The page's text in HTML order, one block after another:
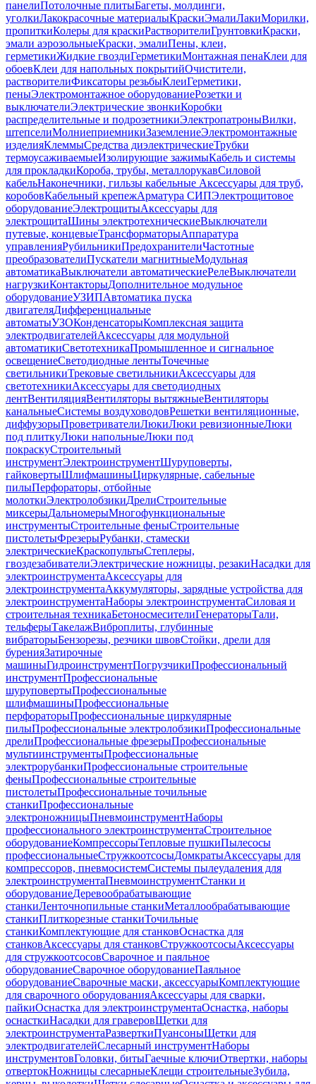
панелиПотолочные плитыБагеты, молдинги,
уголкиЛакокрасочные материалыКраскиЭмалиЛакиМорилки,
пропиткиКолеры для краскиРастворителиГрунтовкиКраски,
эмали аэрозольныеКраски, эмалиПены, клеи,
герметикиЖидкие гвоздиГерметикиМонтажная пенаКлеи для
обоевКлеи для напольных покрытийОчистители,
растворителиФиксаторы резьбыКлеиГерметики,
пеныЭлектромонтажное оборудованиеРозетки и
выключателиЭлектрические звонкиКоробки
распределительные и подрозетникиЭлектропатроныВилки,
штепселиМолниеприемникиЗаземлениеЭлектромонтажные
изделияКлеммыСредства диэлектрическиеТрубки
термоусаживаемыеИзолирующие зажимыКабель и системы
для прокладкиКороба, трубы, металлорукавСиловой
кабельНаконечники, гильзы кабельные Аксессуары для труб,
коробовКабельный крепежАрматура СИПЭлектрощитовое
оборудованиеЭлектрощитыАксессуары для
электрощитаШины электротехническиеВыключатели
путевые, концевыеТрансформаторыАппаратура
управленияРубильникиПредохранителиЧастотные
преобразователиПускатели магнитныеМодульная
автоматикаВыключатели автоматическиеРелеВыключатели
нагрузкиКонтакторыДополнительное модульное
оборудованиеУЗИПАвтоматика пуска
двигателяДифференциальные
автоматыУЗОКонденсаторыКомплексная защита
электродвигателейАксессуары для модульной
автоматикиСветотехникаПромышленное и сигнальное
освещениеСветодиодные лентыТочечные
светильникиТрековые светильникиАксессуары для
светотехникиАксессуары для светодиодных
лентВентиляцияВентиляторы вытяжныеВентиляторы
канальныеСистемы воздуховодовРешетки вентиляционные,
диффузорыПроветривателиЛюкиЛюки ревизионныеЛюки
под плиткуЛюки напольныеЛюки под
покраскуСтроительный
инструментЭлектроинструментШуруповерты,
гайковертыШлифмашиныЦиркулярные, сабельные
пилыПерфораторы, отбойные
молоткиЭлектролобзикиДрелиСтроительные
миксерыДальномерыМногофункциональные
инструментыСтроительные феныСтроительные
пистолетыФрезерыРубанки, стамески
электрическиеКраскопультыСтеплеры,
гвоздезабивателиЭлектрические ножницы, резакиНасадки для
электроинструментаАксессуары для
электроинструментаАккумуляторы, зарядные устройства для
электроинструментаНаборы электроинструментаСиловая и
строительная техникаБетоносмесителиГенераторыТали,
тельферыТакелажВиброплиты, глубинные
вибраторыБензорезы, резчики швовСтойки, дрели для
буренияЗатирочные
машиныГидроинструментПогрузчикиПрофессиональный
инструментПрофессиональные
шуруповертыПрофессиональные
шлифмашиныПрофессиональные
перфораторыПрофессиональные циркулярные
пилыПрофессиональные электролобзикиПрофессиональные
дрелиПрофессиональные фрезерыПрофессиональные
мультиинструментыПрофессиональные
электрорубанкиПрофессиональные строительные
феныПрофессиональные строительные
пистолетыПрофессиональные точильные
станкиПрофессиональные
электроножницыПневмоинструментНаборы
профессионального электроинструментаСтроительное
оборудованиеКомпрессорыТепловые пушкиПылесосы
профессиональныеСтружкоотсосыДомкратыАксессуары для
компрессоров, пневмосистемСистемы пылеудаления для
электроинструментаПневмоинструментСтанки и
оборудованиеДеревообрабатывающие
станкиЛенточнопильные станкиМеталлообрабатывающие
станкиПлиткорезные станкиТочильные
станкиКомплектующие для станковОснастка для
станковАксессуары для станковСтружкоотсосыАксессуары
для стружкоотсосовСварочное и паяльное
оборудованиеСварочное оборудованиеПаяльное
оборудованиеСварочные маски, аксессуарыКомплектующие
для сварочного оборудованияАксессуары для сварки,
пайкиОснастка для электроинструментаОснастка, наборы
оснасткиНасадки для граверовЩетки для
электроинструментаРазверткиПуансоныЩетки для
электродвигателейСлесарный инструментНаборы
инструментовГоловки, битыГаечные ключиОтвертки, наборы
отвертокНожницы слесарныеКлещи строительныеЗубила,